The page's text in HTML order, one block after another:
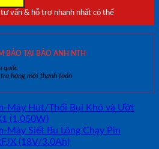
vấn & hỗ trợ nhanh nhất có thể
BẢO TẠI BẢO ANH NTH
quốc
hàng mới thanh toán